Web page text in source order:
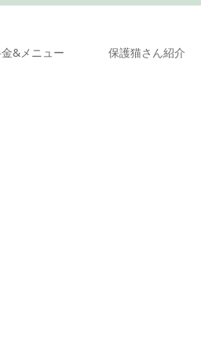
&メニュー 保護猫さん紹介